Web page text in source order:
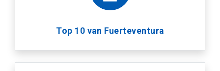
Top 10 van Fuerteventura